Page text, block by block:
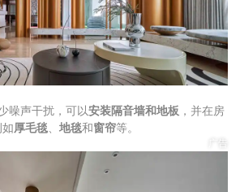
噪声干扰，可以安装隔音墙和地板 ，并在房
如厚毛毯 地毯和窗帘等。
广告